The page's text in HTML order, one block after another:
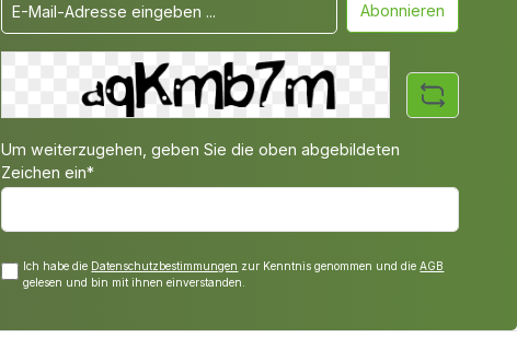
Abonnieren
Um weiterzugehen, geben Sie die oben abgebildeten
Zeichen ein*
Ich habe die Datenschutzbestimmungen zur Kenntnis genommen und dieAGB
gelesen und bin mit ihnen einverstanden.